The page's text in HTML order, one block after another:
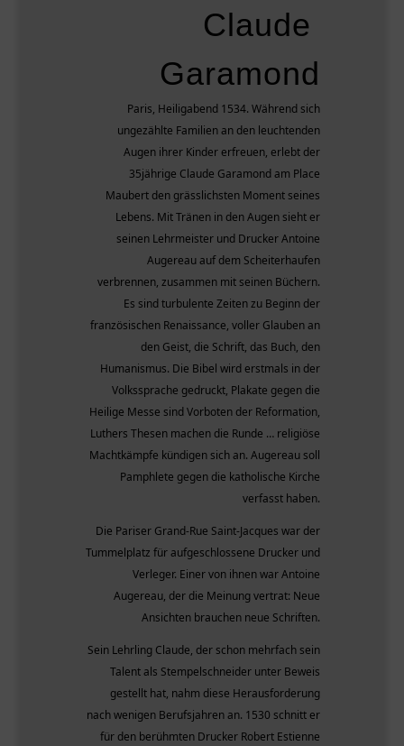
Claude
Garamond
Paris, Heiligabend 1534. Während sich
ungezählte Familien an den leuchtenden
Augen ihrer Kinder erfreuen, erlebt der
35jährige Claude Garamond am Place
Maubert den grässlichsten Moment seines
Lebens. Mit Tränen in den Augen sieht er
seinen Lehrmeister und Drucker Antoine
Augereau auf dem Scheiterhaufen
verbrennen, zusammen mit seinen Büchern.
Es sind turbulente Zeiten zu Beginn der
französischen Renaissance, voller Glauben an
den Geist, die Schrift, das Buch, den
Humanismus. Die Bibel wird erstmals in der
Volkssprache gedruckt, Plakate gegen die
Heilige Messe sind Vorboten der Reformation,
Luthers Thesen machen die Runde … religiöse
Machtkämpfe kündigen sich an. Augereau soll
Pamphlete gegen die katholische Kirche
verfasst haben.
Die Pariser Grand-Rue Saint-Jacques war der
Tummelplatz für aufgeschlossene Drucker und
Verleger. Einer von ihnen war Antoine
Augereau, der die Meinung vertrat: Neue
Ansichten brauchen neue Schriften.
Sein Lehrling Claude, der schon mehrfach sein
Talent als Stempelschneider unter Beweis
gestellt hat, nahm diese Herausforderung
nach wenigen Berufsjahren an. 1530 schnitt er
für den berühmten Drucker Robert Estienne